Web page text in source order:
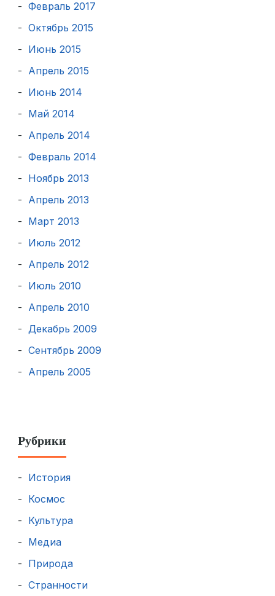
Февраль 2017
Октябрь 2015
Июнь 2015
Апрель 2015
Июнь 2014
Май 2014
Апрель 2014
Февраль 2014
Ноябрь 2013
Апрель 2013
Март 2013
Июль 2012
Апрель 2012
Июль 2010
Апрель 2010
Декабрь 2009
Сентябрь 2009
Апрель 2005
Рубрики
История
Космос
Культура
Медиа
Природа
Странности